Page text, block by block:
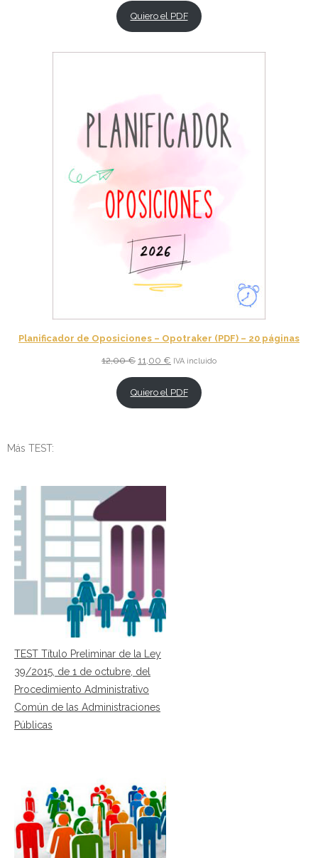
Quiero el PDF
Planificador de Oposiciones – Opotraker (PDF) – 20 páginas
12,00€ El
precio
original
era:
11,00 € El
precio
actual
es:
IVA incluido
Quiero el PDF
Más TEST:
TEST Título Preliminar de la Ley
39/2015, de 1 de octubre, del
Procedimiento Administrativo
Común de las Administraciones
Públicas